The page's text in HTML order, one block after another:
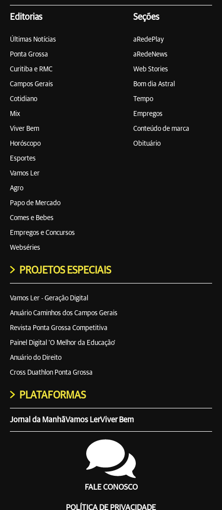
Editorias
Últimas Notícias
Ponta Grossa
Curitiba e RMC
Campos Gerais
Cotidiano
Mix
Viver Bem
Horóscopo
Esportes
Vamos Ler
Agro
Papo de Mercado
Comes e Bebes
Empregos e Concursos
Webséries
Seções
aRedePlay
aRedeNews
Web Stories
Bom dia Astral
Tempo
Empregos
Conteúdo de marca
Obituário
PROJETOS ESPECIAIS
Vamos Ler - Geração Digital
Anuário Caminhos dos Campos Gerais
Revista Ponta Grossa Competitiva
Painel Digital 'O Melhor da Educação'
Anuário do Direito
Cross Duathlon Ponta Grossa
PLATAFORMAS
Jornal da ManhãVamos LerViver Bem
FALE CONOSCO
POLÍTICA DE PRIVACIDADE